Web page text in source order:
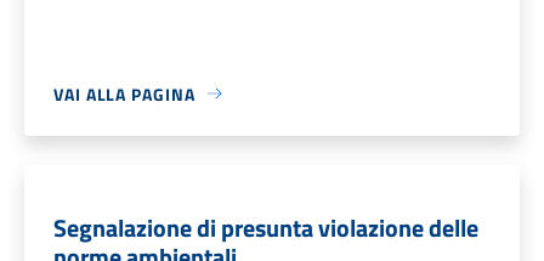
VAI ALLA PAGINA
Segnalazione di presunta violazione delle